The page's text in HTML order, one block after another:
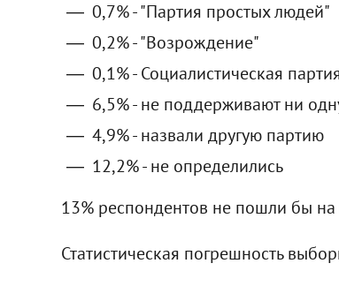
0,7% - "Партия простых людей"
0,2% - "Возрождение"
0,1% - Социалистическая
6,5% - не поддерживают ни
4,9% - назвали другую партию
12,2% - не определились
13% респондентов не пошли бы
Статистическая погрешность